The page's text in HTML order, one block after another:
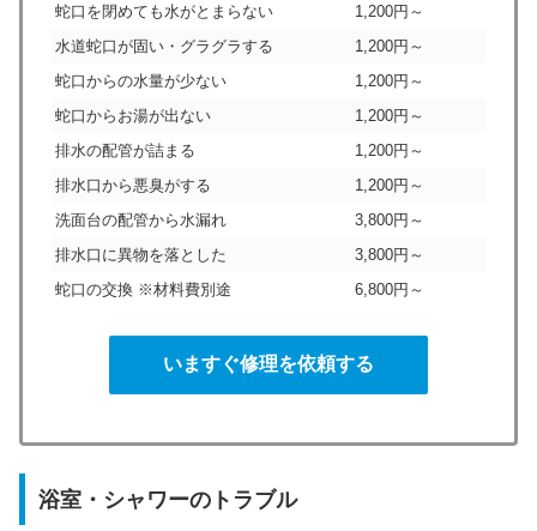
蛇口を閉めても水がとまらない
1,200円～
水道蛇口が固い・グラグラする
1,200円～
蛇口からの水量が少ない
1,200円～
蛇口からお湯が出ない
1,200円～
排水の配管が詰まる
1,200円～
排水口から悪臭がする
1,200円～
洗面台の配管から水漏れ
3,800円～
排水口に異物を落とした
3,800円～
蛇口の交換 ※材料費別途
6,800円～
いますぐ修理を依頼する
浴室・シャワーのトラブル